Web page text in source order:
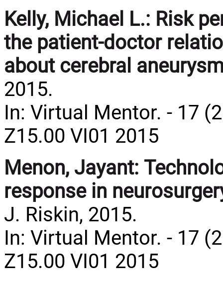
Kelly, Michael L.: Risk
the patient-doctor
about cerebral
2015.
In: Virtual Mentor. - 17
Z15.00 VI01 2015
Menon, Jayant:
response in
J. Riskin, 2015.
In: Virtual Mentor. - 17
Z15.00 VI01 2015